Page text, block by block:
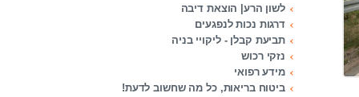
לשון הרע| הוצאת דיבה
דרגות נכות לנפגעים
תביעת קבלן - ליקויי בניה
נזקי רכוש
מידע רפואי
ביטוח בריאות, כל מה שחשוב לדעת!